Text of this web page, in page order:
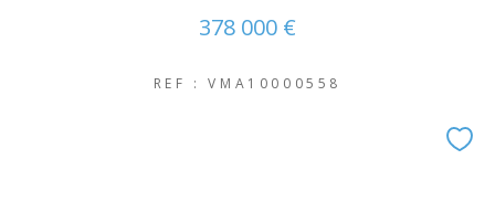
378 000 €
REF : VMA10000558